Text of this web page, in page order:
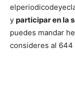
y participar en la
puedes mandar
consideres al 644